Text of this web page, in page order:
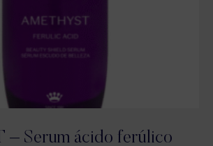
– Serum ácido ferúlico